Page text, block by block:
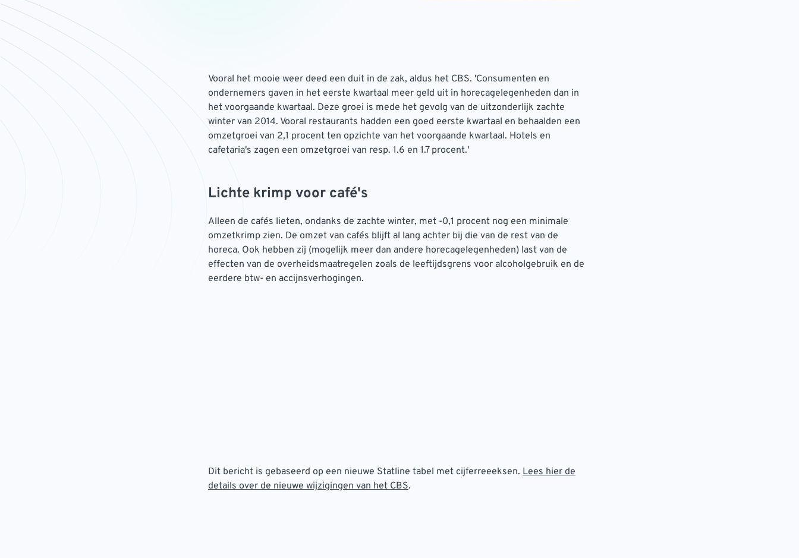
Vooral het mooie weer deed een duit in de zak, aldus het CBS. 'Consumenten en
ondernemers gaven in het eerste kwartaal meer geld uit in horecagelegenheden dan in
het voorgaande kwartaal. Deze groei is mede het gevolg van de uitzonderlijk zachte
winter van 2014. Vooral restaurants hadden een goed eerste kwartaal en behaalden een
omzetgroei van 2,1 procent ten opzichte van het voorgaande kwartaal. Hotels en
cafetaria's zagen een omzetgroei van resp. 1.6 en 1.7 procent.'
Lichte krimp voor café's
Alleen de cafés lieten, ondanks de zachte winter, met -0,1 procent nog een minimale
omzetkrimp zien. De omzet van cafés blijft al lang achter bij die van de rest van de
horeca. Ook hebben zij (mogelijk meer dan andere horecagelegenheden) last van de
effecten van de overheidsmaatregelen zoals de leeftijdsgrens voor alcoholgebruik en de
eerdere btw- en accijnsverhogingen.
Dit bericht is gebaseerd op een nieuwe Statline tabel met cijferreeeksen. Lees hier de
details over de nieuwe wijzigingen van het CBS.